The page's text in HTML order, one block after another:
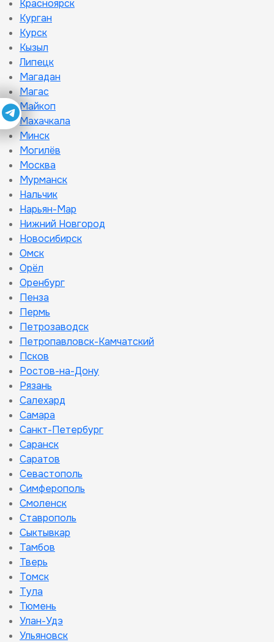
Красноярск
Курган
Курск
Кызыл
Липецк
Магадан
Магас
Майкоп
Махачкала
Минск
Могилёв
Москва
Мурманск
Нальчик
Нарьян-Мар
Нижний Новгород
Новосибирск
Омск
Орёл
Оренбург
Пенза
Пермь
Петрозаводск
Петропавловск-Камчатский
Псков
Ростов-на-Дону
Рязань
Салехард
Самара
Санкт-Петербург
Саранск
Саратов
Севастополь
Симферополь
Смоленск
Ставрополь
Сыктывкар
Тамбов
Тверь
Томск
Тула
Тюмень
Улан-Удэ
Ульяновск